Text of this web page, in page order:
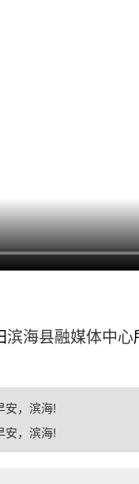
滨海县融媒体中心
安，滨海!
安，滨海!